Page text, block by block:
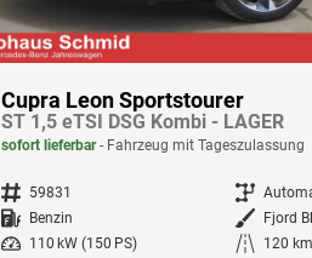
Cupra Leon Sportstourer
ST 1,5 eTSI DSG Kombi - LAGER
sofort lieferbar Fahrzeug mit Tageszulassung
Fahrzeugnr. 59831 Getriebe
Kraftstoff Benzin Außenfarbe Fjord
Leistung
110 kW (150 PS) Kilometerstand
120 km